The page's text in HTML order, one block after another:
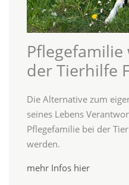
der Tierhilfe
Die Alternative zum
seines Lebens
Pflegefamilie bei der
werden.
mehr Infos hier